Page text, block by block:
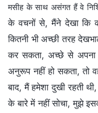
मसीह के साथ असंगत हैं वे
के वचनों से, मैंने देखा कि
कितनी भी अच्छी तरह
कर सकता, अच्छे से अपना
अनुरूप नहीं हो सकता, तो
बाद, मैं हमेशा दुखी रहती
के बारे में नहीं सोचा, मुझे